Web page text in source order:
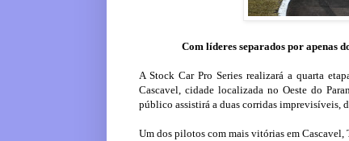
Com líderes separados por apenas
A Stock Car Pro Series realizará a quarta
Cascavel, cidade localizada no Oeste do
público assistirá a duas corridas imprevisíveis,
Um dos pilotos com mais vitórias em